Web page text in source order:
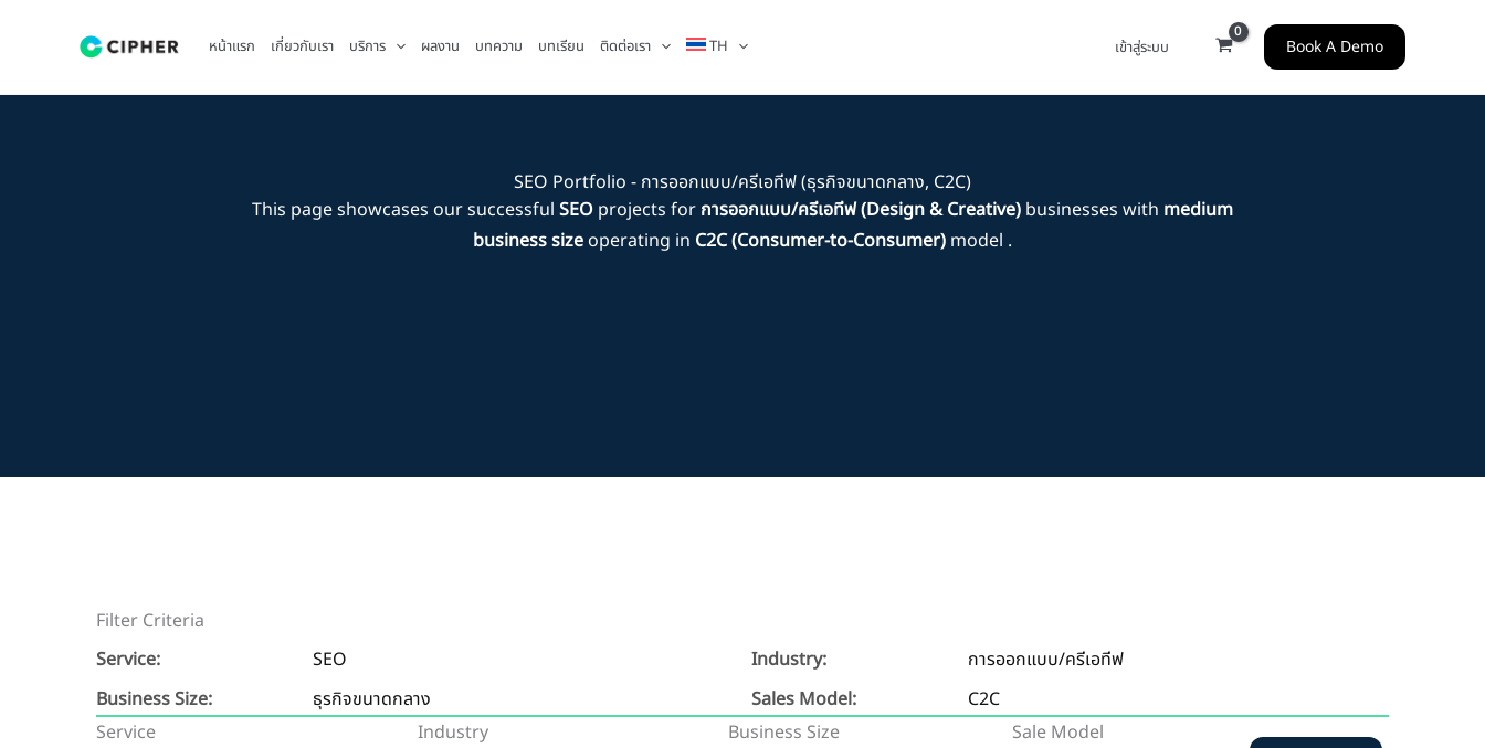
หน้าแรก เกี่ยวกับเรา บริการ ผลงาน บทความ บทเรียน ติดต่อเรา TH เข้าสู่ระบบ Book A Demo
SEO Portfolio - การออกแบบ/ครีเอทีฟ (ธุรกิจขนาดกลาง, C2C)
This page showcases our successful SEO projects for การออกแบบ/ครีเอทีฟ (Design & Creative) businesses with medium
business sizeoperating in C2C (Consumer-to-Consumer) model .
Filter Criteria
Service:
SEO Industry:
การออกแบบ/ครีเอทีฟ
Business Size:
ธุรกิจขนาดกลาง Sales Model:
C2C
Service
Industry Business Size Sale Model